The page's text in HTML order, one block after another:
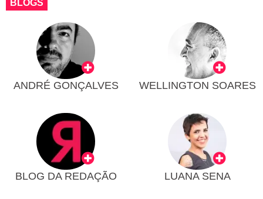
BLOGS
ANDRÉ GONÇALVES WELLINGTON SOARES
BLOG DA REDAÇÃO LUANA SENA